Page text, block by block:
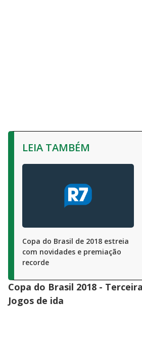
LEIA TAMBÉM
Copa do Brasil de 2018 estreia
com novidades e premiação
recorde
Copa do Brasil 2018 -
Jogos de ida